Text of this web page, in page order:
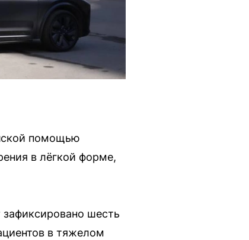
помощью
в лёгкой форме,
шесть
в тяжелом